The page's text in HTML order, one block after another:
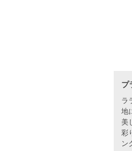
プ
ラ
地
美
彩
ン